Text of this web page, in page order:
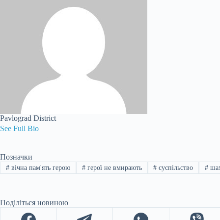
Pavlograd District
See Full Bio
Позначки
#вічна пам'ять герою #герої не вмирають # суспільство #
Поділіться новиною